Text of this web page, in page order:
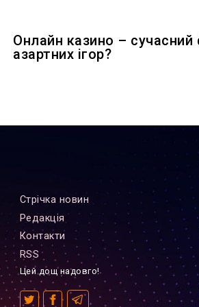
Онлайн казино –
азартних ігор?
Стрiчка новин
Редакцiя
Контакти
RSS
Цей дощ надовго!